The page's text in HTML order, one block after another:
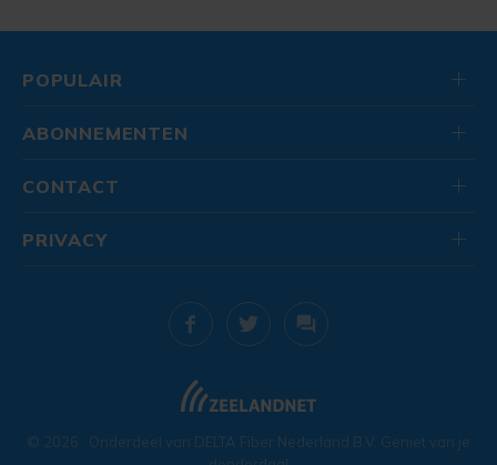
POPULAIR
ABONNEMENTEN
CONTACT
© 2026 . Onderdeel van DELTA Fiber Nederland B.V. Geniet van je
PRIVACY